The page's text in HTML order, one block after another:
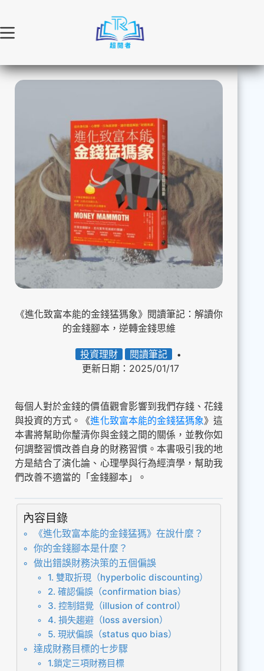
主
內
容
《進化致富本能的金錢猛獁象》閱讀筆記：解讀你
的金錢腳本，逆轉金錢思維
投資理財
閱讀筆記
更新日期：2025/01/17
每個人對於金錢的價值觀會影響到我們存錢、花錢
與投資的方式。《進化致富本能的金錢猛獁象》這
本書將幫助你釐清你與金錢之間的關係，並教你如
何調整習慣改善自身的財務習慣。本書吸引我的地
方是結合了演化論、心理學與行為經濟學，幫助我
們改善不適當的「金錢腳本」。
內容目錄
《進化致富本能的金錢猛獁》在說什麼？
你的金錢腳本是什麼？
做出錯誤財務決策的五個偏誤
1. 雙取折現（hyperbolic discounting）
2. 確認偏誤（confirmation bias）
3. 控制錯覺（illusion of control）
4. 損失趨避（loss aversion）
5. 現狀偏誤（status quo bias）
達成財務目標的七步驟
1.鎖定三項財務目標